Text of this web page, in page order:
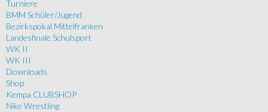
Turniere
BMM Schüler/Jugend
Bezirkspokal Mittelfranken
Landesfinale Schulsport
WK II
WK III
Downloads
Shop
Kempa CLUBSHOP
Nike Wrestling